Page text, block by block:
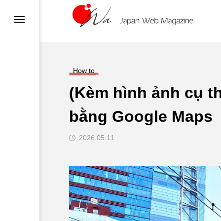
How to
(Kèm hình ảnh cụ
bằng Google Maps
2026.05.11
Cafe